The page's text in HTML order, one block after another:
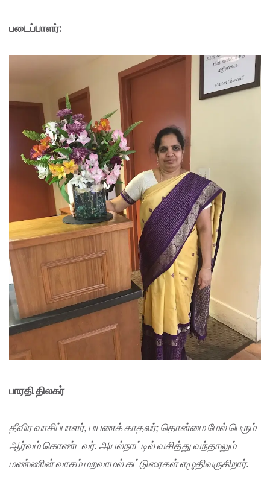
படைப்பாளர்:
பாரதி திலகர்
தீவிர வாசிப்பாளர், பயணக் காதலர்; தொன்மை மேல் பெரும்
ஆர்வம் கொண்டவர். அயல்நாட்டில் வசித்து வந்தாலும்
மண்ணின் வாசம் மறவாமல் கட்டுரைகள் எழுதிவருகிறார்.